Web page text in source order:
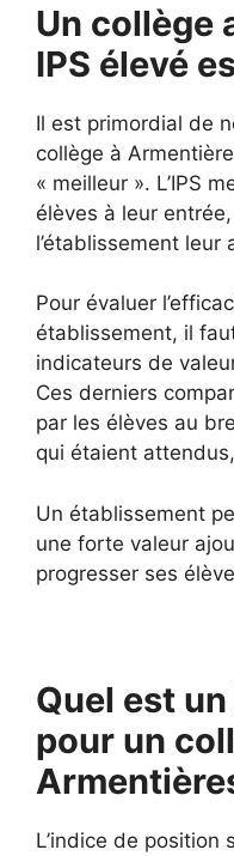
Un collège
IPS élevé
Il est primordial de
collège à
« meilleur ». L’IPS
élèves à leur
l’établissement leur
Pour évaluer
établissement, il
indicateurs de
Ces derniers
par les élèves au
qui étaient
Un établissement
une forte valeur
progresser ses
Quel est
pour un
L’indice de position